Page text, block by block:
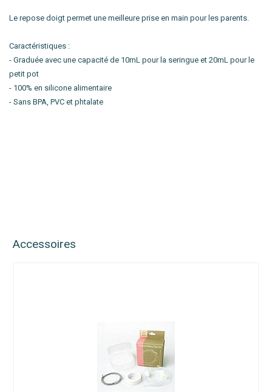
Le repose doigt permet une meilleure prise en main pour les parents.
Caractéristiques :
- Graduée avec une capacité de 10mL pour la seringue et 20mL pour le
petit pot
- 100% en silicone alimentaire
- Sans BPA, PVC et phtalate
Accessoires